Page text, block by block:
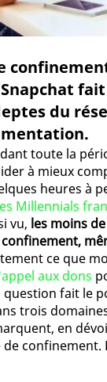
du
toute la
à mieux
heures à
Millennials
vu, les moins
ce que
aux dons
fait le
trois
en
confinement.